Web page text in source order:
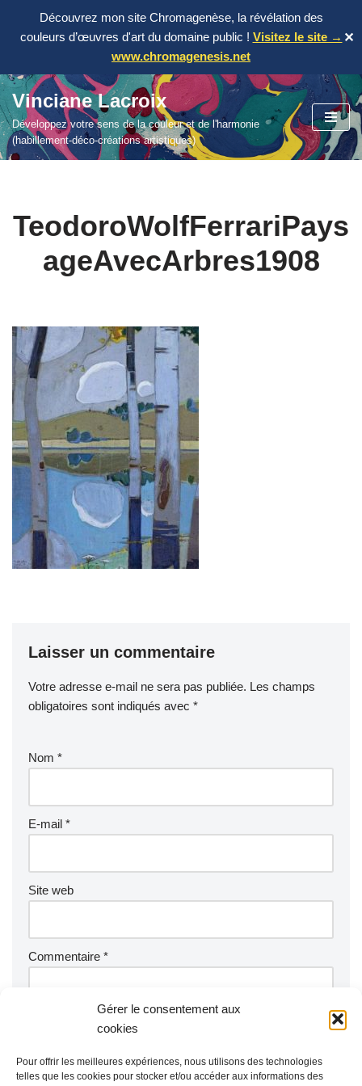
Gérer le consentement aux
cookies
Pour offrir les meilleures expériences, nous utilisons des technologies
telles que les cookies pour stocker et/ou accéder aux informations des
Découvrez mon site Chromagenèse, la révélation des
couleurs d’œuvres d'art du domaine public ! Visitez le site →
www.chromagenesis.net
✕
Aller
au
contenu
Vinciane Lacroix
Développez votre sens de la couleur et de l'harmonie
(habillement-déco-créations artistiques)
TeodoroWolfFerrariPays
ageAvecArbres1908
Laisser un commentaire
Votre adresse e-mail ne sera pas publiée. Les champs
obligatoires sont indiqués avec *
Nom *
E-mail *
Site web
Commentaire *